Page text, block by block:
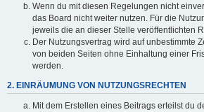
Wenn du mit diesen Regelungen nicht
das Board nicht weiter nutzen. Für die
jeweils die an dieser Stelle veröffentlichten
Der Nutzungsvertrag wird auf unbestimmte
von beiden Seiten ohne Einhaltung einer
werden.
2. EINRÄUMUNG VON NUTZUNGSRECHTEN
Mit dem Erstellen eines Beitrags erteilst du